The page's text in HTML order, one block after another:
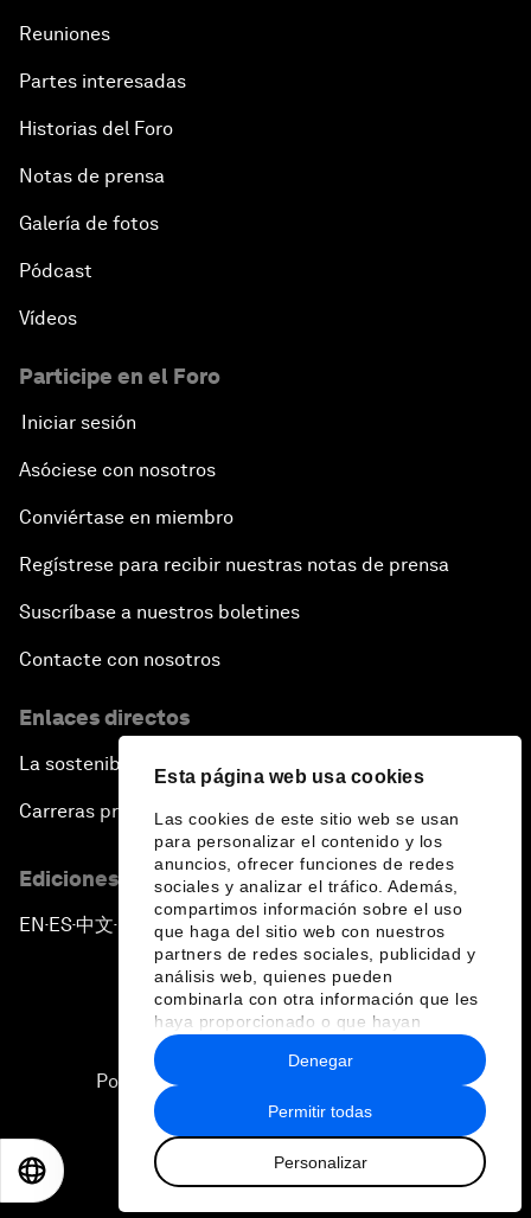
Esta página web usa cookies
Las cookies de este sitio web se usan
para personalizar el contenido y los
anuncios, ofrecer funciones de redes
sociales y analizar el tráfico. Además,
compartimos información sobre el uso
que haga del sitio web con nuestros
partners de redes sociales, publicidad y
análisis web, quienes pueden
combinarla con otra información que les
haya proporcionado o que hayan
recopilado a partir del uso que haya
hecho de sus servicios.
Permitir todas
Personalizar
Denegar
Reuniones
Partes interesadas
Historias del Foro
Notas de prensa
Galería de fotos
Pódcast
Vídeos
Participe en el Foro
Iniciar sesión
Asóciese con nosotros
Conviértase en miembro
Regístrese para recibir nuestras notas de prensa
Suscríbase a nuestros boletines
Contacte con nosotros
Enlaces directos
La sostenibilidad en el Foro
Carreras profesionales
Ediciones en otros idiomas
EN ▪ ES▪中文▪ 日本語
Política de privacidad y normas de uso
2026 Foro Económico Mundial